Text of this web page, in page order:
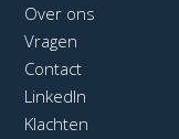
Over ons
Vragen
Contact
LinkedIn
Klachten